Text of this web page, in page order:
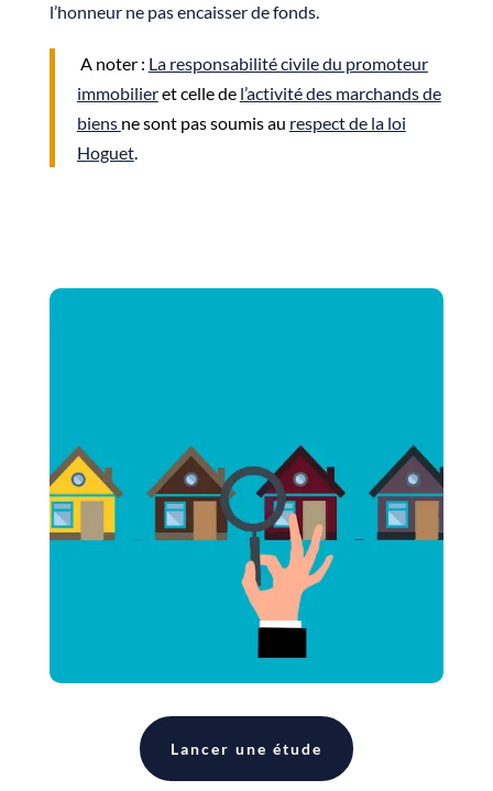
l’honneur ne pas encaisser de fonds.
A noter : La responsabilité civile du promoteur
immobilieret celle de l’activité des marchands de
biens ne sont pas soumis au respect de la loi
Hoguet.
Lancer une étude